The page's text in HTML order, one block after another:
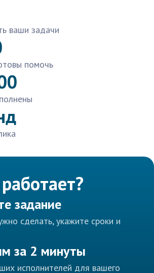
ваши задачи
помочь
задание
сделать, укажите сроки и
за 2 минуты
исполнителей для вашего